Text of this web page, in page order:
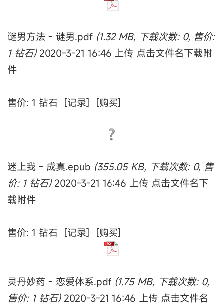
谜男方法 - 谜男.pdf (1.32 MB, 下载次数: 0, 售价:
1 钻石) 2020-3-21 16:46 上传 点击文件名下载附
件
售价: 1 钻石 [记录] [购买]
迷上我 - 成真.epub (355.05 KB, 下载次数: 0, 售
价: 1 钻石) 2020-3-21 16:46 上传 点击文件名下
载附件
售价: 1 钻石 [记录] [购买]
灵丹妙药 - 恋爱体系.pdf (1.75 MB, 下载次数: 0,
售价: 1 钻石) 2020-3-21 16:46 上传 点击文件名